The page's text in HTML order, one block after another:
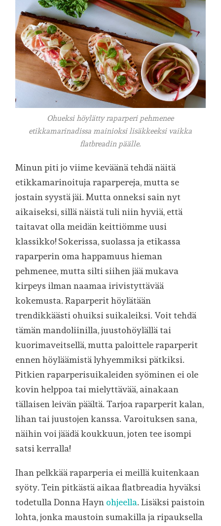
Ohueksi höylätty raparperi pehmenee
etikkamarinadissa mainioksi lisäkkeeksi vaikka
flatbreadin päälle.
Minun piti jo viime keväänä tehdä näitä
etikkamarinoituja raparpereja, mutta se
jostain syystä jäi. Mutta onneksi sain nyt
aikaiseksi, sillä näistä tuli niin hyviä, että
taitavat olla meidän keittiömme uusi
klassikko! Sokerissa, suolassa ja etikassa
raparperin oma happamuus hieman
pehmenee, mutta silti siihen jää mukava
kirpeys ilman naamaa irivistyttävää
kokemusta. Raparperit höylätään
trendikkäästi ohuiksi suikaleiksi. Voit tehdä
tämän mandoliinilla, juustohöylällä tai
kuorimaveitsellä, mutta paloittele raparperit
ennen höyläämistä lyhyemmiksi pätkiksi.
Pitkien raparperisuikaleiden syöminen ei ole
kovin helppoa tai mielyttävää, ainakaan
tällaisen leivän päältä. Tarjoa raparperit kalan,
lihan tai juustojen kanssa. Varoituksen sana,
näihin voi jäädä koukkuun, joten tee isompi
satsi kerralla!
Ihan pelkkää raparperia ei meillä kuitenkaan
syöty. Tein pitkästä aikaa flatbreadia hyväksi
todetulla Donna Hayn ohjeella. Lisäksi paistoin
lohta, jonka maustoin sumakilla ja ripauksella